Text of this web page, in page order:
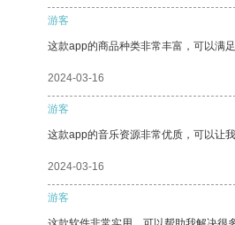
游客
这款app的商品种类非常丰富，可以满
2024-03-16
游客
这款app的音乐资源非常优质，可以让
2024-03-16
游客